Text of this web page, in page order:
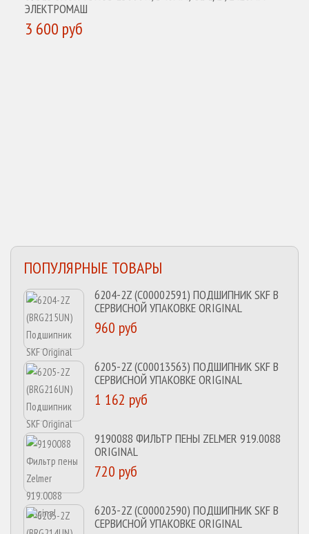
ЭЛЕКТРОМАШ
3 600 руб
ПОПУЛЯРНЫЕ ТОВАРЫ
6204-2Z (C00002591) ПОДШИПНИК SKF В
СЕРВИСНОЙ УПАКОВКЕ ORIGINAL
960 руб
6205-2Z (C00013563) ПОДШИПНИК SKF В
СЕРВИСНОЙ УПАКОВКЕ ORIGINAL
1 162 руб
9190088 ФИЛЬТР ПЕНЫ ZELMER 919.0088
ORIGINAL
720 руб
6203-2Z (C00002590) ПОДШИПНИК SKF В
СЕРВИСНОЙ УПАКОВКЕ ORIGINAL